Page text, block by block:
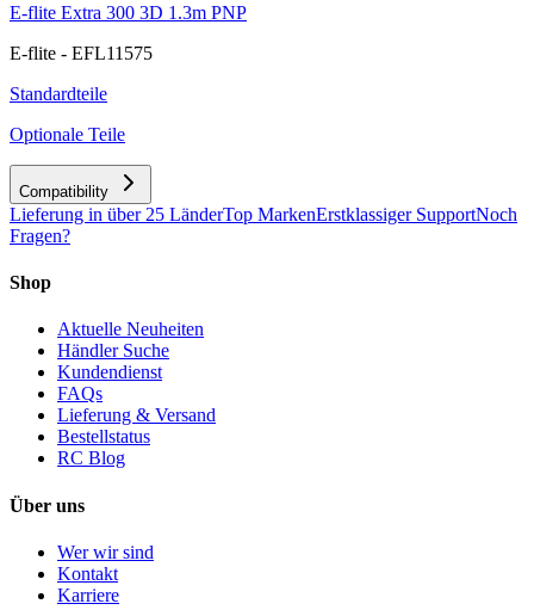
E-flite Extra 300 3D 1.3m PNP
E-flite - EFL11575
Standardteile
Optionale Teile
Compatibility
Lieferung in über 25 LänderTop MarkenErstklassiger SupportNoch
Fragen?
Shop
Aktuelle Neuheiten
Händler Suche
Kundendienst
FAQs
Lieferung & Versand
Bestellstatus
RC Blog
Über uns
Wer wir sind
Kontakt
Karriere